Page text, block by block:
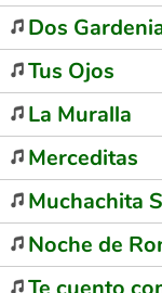
Dos
Tus Ojos
La Muralla
Merceditas
Muchachita
Noche de